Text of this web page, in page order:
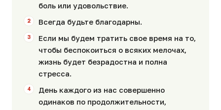
боль или удовольствие.
Всегда будьте благодарны.
Если мы будем тратить свое время на то,
чтобы беспокоиться о всяких мелочах,
жизнь будет безрадостна и полна
стресса.
День каждого из нас совершенно
одинаков по продолжительности,